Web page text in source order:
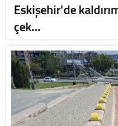
Eskişehir'de
çek…